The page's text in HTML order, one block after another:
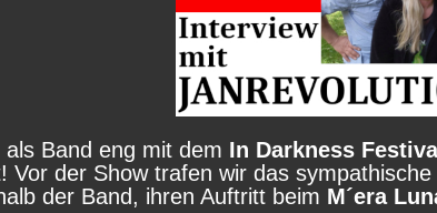
als Band eng mit dem In Darkness
Vor der Show trafen wir das
der Band, ihren Auftritt beim M´era